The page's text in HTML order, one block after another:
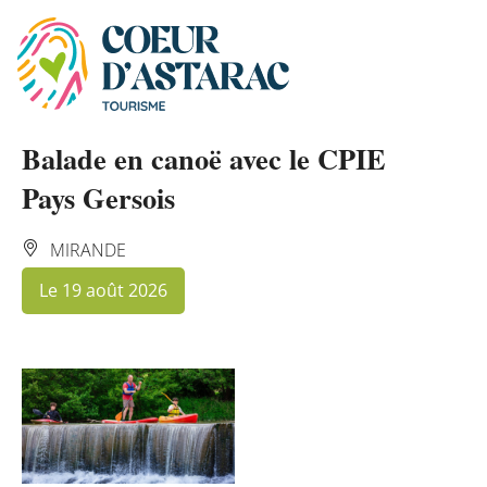
Panneau de gestion des cookies
Balade en canoë avec le CPIE
Pays Gersois
MIRANDE
Le 19 août 2026